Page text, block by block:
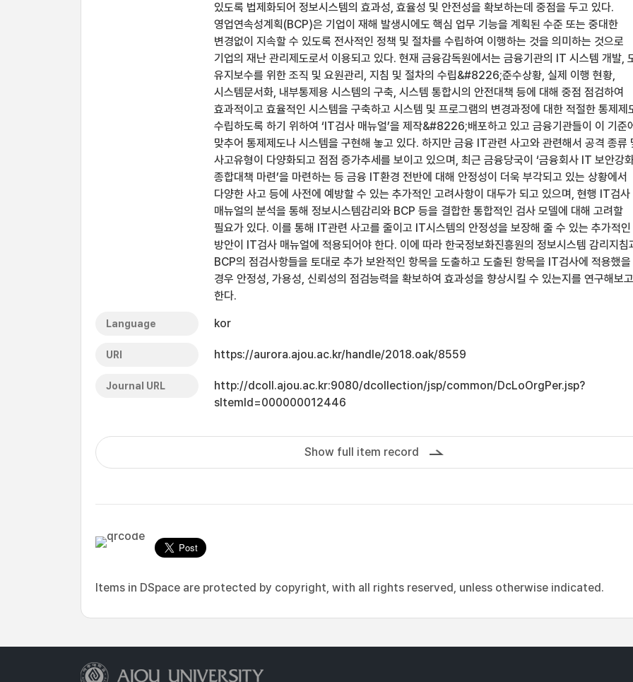
있도록 법제화되어 정보시스템의 효과성, 효율성 및 안전성을 확보하는데 중점을 두고 있다.
영업연속성계획(BCP)은 기업이 재해 발생시에도 핵심 업무 기능을 계획된 수준 또는 중대한
변경없이 지속할 수 있도록 전사적인 정책 및 절차를 수립하여 이행하는 것을 의미하는 것으로
기업의 재난 관리제도로서 이용되고 있다. 현재 금융감독원에서는 금융기관의 IT 시스템 개발,
유지보수를 위한 조직 및 요원관리, 지침 및 절차의 수립&#8226;준수상황, 실제 이행 현황,
시스템문서화, 내부통제용 시스템의 구축, 시스템 통합시의 안전대책 등에 대해 중점 점검하여
효과적이고 효율적인 시스템을 구축하고 시스템 및 프로그램의 변경과정에 대한 적절한 통제제
수립하도록 하기 위하여 ‘IT검사 매뉴얼’을 제작&#8226;배포하고 있고 금융기관들이 이 기준
맞추어 통제제도나 시스템을 구현해 놓고 있다. 하지만 금융 IT관련 사고와 관련해서 공격 종류
사고유형이 다양화되고 점점 증가추세를 보이고 있으며, 최근 금융당국이 ‘금융회사 IT 보안강
종합대책 마련’을 마련하는 등 금융 IT환경 전반에 대해 안정성이 더욱 부각되고 있는 상황에서
다양한 사고 등에 사전에 예방할 수 있는 추가적인 고려사항이 대두가 되고 있으며, 현행 IT검사
매뉴얼의 분석을 통해 정보시스템감리와 BCP 등을 결합한 통합적인 검사 모델에 대해 고려할
필요가 있다. 이를 통해 IT관련 사고를 줄이고 IT시스템의 안정성을 보장해 줄 수 있는 추가적인
방안이 IT검사 매뉴얼에 적용되어야 한다. 이에 따라 한국정보화진흥원의 정보시스템 감리지침
BCP의 점검사항들을 토대로 추가 보완적인 항목을 도출하고 도출된 항목을 IT검사에 적용했을
경우 안정성, 가용성, 신뢰성의 점검능력을 확보하여 효과성을 향상시킬 수 있는지를 연구해보
한다.
Language kor
URI https://aurora.ajou.ac.kr/handle/2018.oak/8559
Journal URL
http://dcoll.ajou.ac.kr:9080/dcollection/jsp/common/DcLoOrgPer.jsp?
sItemId=000000012446
Show full item record
Items in DSpace are protected by copyright, with all rights reserved, unless otherwise indicated.